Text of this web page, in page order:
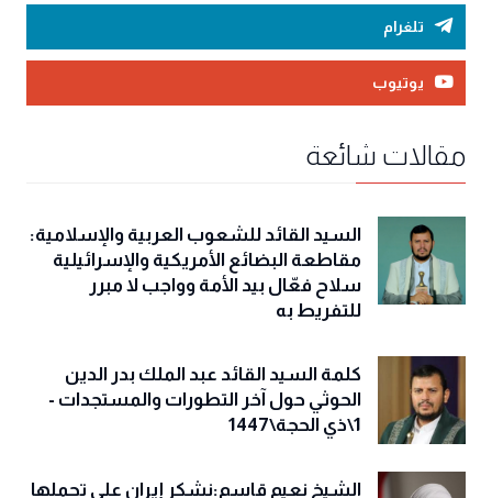
تلغرام
يوتيوب
مقالات شائعة
السيد القائد للشعوب العربية والإسلامية:
مقاطعة البضائع الأمريكية والإسرائيلية
سلاح فعّال بيد الأمة وواجب لا مبرر
للتفريط به
كلمة السيد القائد عبد الملك بدر الدين
الحوثي حول آخر التطورات والمستجدات -
1\ذي الحجة\1447
الشيخ نعيم قاسم:نشكر إيران على تحملها